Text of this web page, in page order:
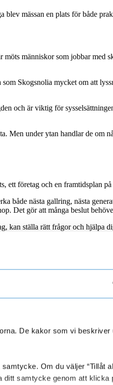
De kakor som vi beskriver
Om du väljer “Tillåt
samtycke genom att klicka
mässan en plats för både
människor som jobbar med
Skogsnolia mycket om att
och är viktig för
Men under ytan handlar de om
ett företag och en framtidsplan på
både nästa gallring, nästa
Det gör att många beslut
kan ställa rätt frågor och hjälpa
behöver räcka till. Rätt
maskiner kan användas
säsong, uppdrag och
som passar både företaget